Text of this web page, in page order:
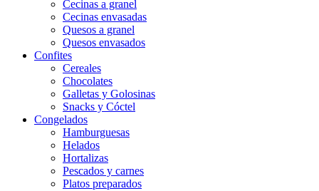
Cecinas a granel
Cecinas envasadas
Quesos a granel
Quesos envasados
Confites
Cereales
Chocolates
Galletas y Golosinas
Snacks y Cóctel
Congelados
Hamburguesas
Helados
Hortalizas
Pescados y carnes
Platos preparados